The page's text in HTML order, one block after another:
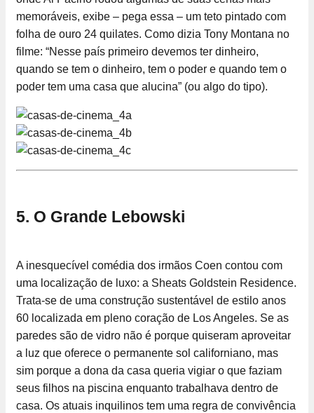
memoráveis, exibe – pega essa – um teto pintado com
folha de ouro 24 quilates. Como dizia Tony Montana no
filme: “Nesse país primeiro devemos ter dinheiro,
quando se tem o dinheiro, tem o poder e quando tem o
poder tem uma casa que alucina” (ou algo do tipo).
5. O Grande Lebowski
A inesquecível comédia dos irmãos Coen contou com
uma localização de luxo: a Sheats Goldstein Residence.
Trata-se de uma construção sustentável de estilo anos
60 localizada em pleno coração de Los Angeles. Se as
paredes são de vidro não é porque quiseram aproveitar
a luz que oferece o permanente sol californiano, mas
sim porque a dona da casa queria vigiar o que faziam
seus filhos na piscina enquanto trabalhava dentro de
casa. Os atuais inquilinos tem uma regra de convivência